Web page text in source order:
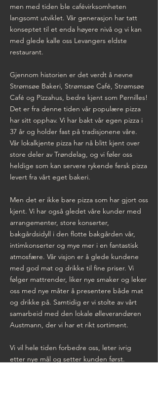
men med tiden ble cafévirksomheten
langsomt utviklet. Vår generasjon har tatt
konseptet til et enda høyere nivå og vi kan
med glede kalle oss Levangers eldste
restaurant.
Gjennom historien er det verdt å nevne
Strømsøe Bakeri, Strømsøe Café, Strømsøe
Café og Pizzahus, bedre kjent som Pernilles!
Det er fra denne tiden vår populære pizza
har sitt opphav. Vi har bakt vår egen pizza i
37 år og holder fast på tradisjonene våre.
Vår lokalkjente pizza har nå blitt kjent over
store deler av Trøndelag, og vi føler oss
heldige som kan servere rykende fersk pizza
levert fra vårt eget bakeri.
Men det er ikke bare pizza som har gjort oss
kjent. Vi har også gledet våre kunder med
arrangementer, store konserter,
bakgårdsidyll i den flotte bakgården vår,
intimkonserter og mye mer i en fantastisk
atmosfære. Vår visjon er å glede kundene
med god mat og drikke til fine priser. Vi
følger mattrender, liker nye smaker og leker
oss med nye måter å presentere både mat
og drikke på. Samtidig er vi stolte av vårt
samarbeid med den lokale ølleverandøren
Austmann, der vi har et rikt sortiment.
Vi vil hele tiden forbedre oss, leter ivrig
etter nye mål og setter kunden først.